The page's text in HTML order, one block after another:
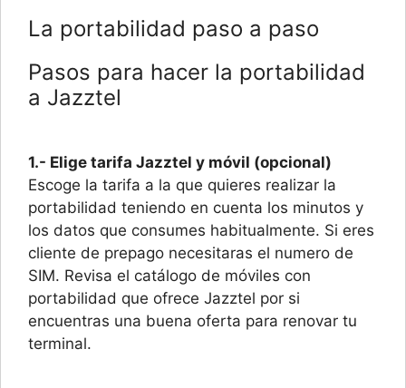
La portabilidad paso a paso
Pasos para hacer la portabilidad
a Jazztel
1.- Elige tarifa Jazztel y móvil (opcional)
Escoge la tarifa a la que quieres realizar la
portabilidad teniendo en cuenta los minutos y
los datos que consumes habitualmente. Si eres
cliente de prepago necesitaras el numero de
SIM. Revisa el catálogo de móviles con
portabilidad que ofrece Jazztel por si
encuentras una buena oferta para renovar tu
terminal.